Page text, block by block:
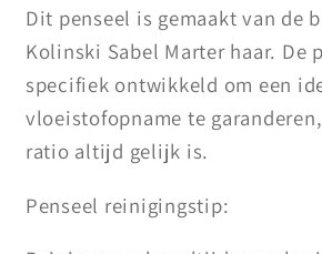
Dit penseel is gemaakt van de
Kolinski Sabel Marter haar. De
specifiek ontwikkeld om een
vloeistofopname te
ratio altijd gelijk is.
Penseel reinigingstip: